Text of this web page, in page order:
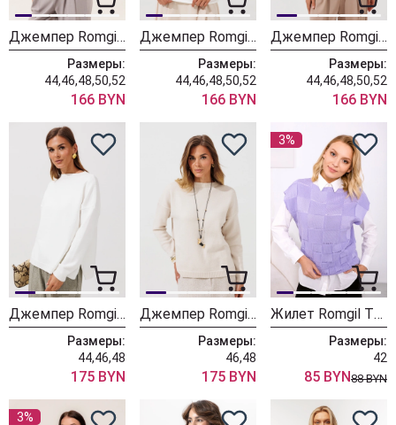
Джемпер Romgil РВ0464-ВИ5 серый меланж
Размеры:
44,46,48,50,52
166 BYN
Джемпер Romgil РВ0464-ВИ5 молочный
Размеры:
44,46,48,50,52
166 BYN
Джемпер Romgil РВ0464-ВИ5 ванильный
Размеры:
44,46,48,50,52
166 BYN
Джемпер Romgil РВ0435-ВИ5 молочный
Размеры:
44,46,48
175 BYN
Джемпер Romgil РВ0435-ВИ5 ванильный
Размеры:
46,48
175 BYN
3%
Жилет Romgil ТН431 сиреневая
Размеры:
42
85 BYN88 BYN
3%